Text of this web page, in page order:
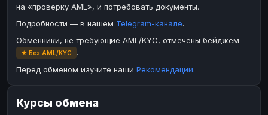
Ripple XRP
ЭЛЕКТРОННЫЕ ДЕНЬГИ
Paxum
Perfect Money USD
PayPal
Perfect Money
на «проверку AML», и потребовать документы.
Подробности — в нашем Telegram-канале.
Обменники, не требующие AML/KYC, отмечены бейджем
★ Без AML/KYC
.
Перед обменом изучите наши Рекомендации.
Курсы обмена